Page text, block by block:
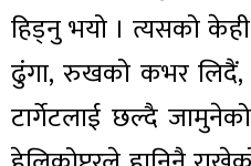
हिड्नु भयो । त्यसको
ढुंगा, रुखको कभर लिदैं,
टार्गेटलाई छल्दै